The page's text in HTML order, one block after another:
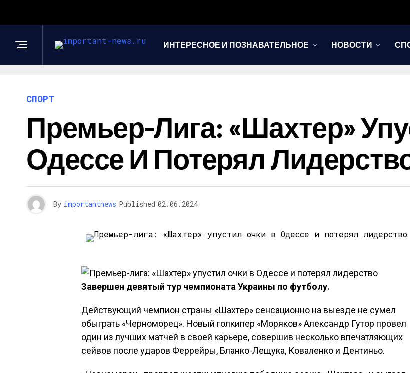
ИНТЕРЕСНОЕ И ПОЗНАВАТЕЛЬНОЕ НОВОСТИ
СПОРТ
Премьер-Лига: «Шахтер»
Одессе И Потерял
By importantnews Published 02.06.2024
Завершен девятый тур чемпионата Украины по футболу.
Действующий чемпион страны «Шахтер» сенсационно на выезде не сумел
обыграть «Черноморец». Новый голкипер «Моряков» Александр Гутор провел
один из лучших матчей в своей карьере, совершив несколько впечатляющих
сейвов после ударов Феррейры, Бланко-Лещука, Коваленко и Дентиньо.